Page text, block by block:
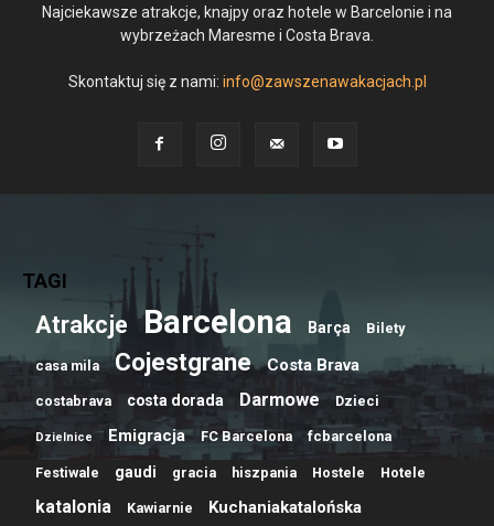
Najciekawsze atrakcje, knajpy oraz hotele w Barcelonie i na
wybrzeżach Maresme i Costa Brava.
Skontaktuj się z nami: info@zawszenawakacjach.pl
TAGI
Atrakcje Barcelona Barça Bilety
casa mila Cojestgrane Costa Brava
costabrava costa dorada Darmowe Dzieci
Dzielnice Emigracja FC Barcelona fcbarcelona
Festiwale gaudi gracia hiszpania Hostele Hotele
katalonia Kawiarnie Kuchaniakatalońska